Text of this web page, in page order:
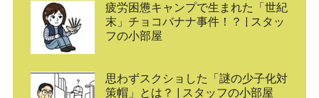
疲労困憊キャンプで生まれた「世紀
末」チョコバナナ事件！？ | スタッ
フの小部屋
思わずスクショした「謎の少子化対
策帽」とは？ | スタッフの小部屋